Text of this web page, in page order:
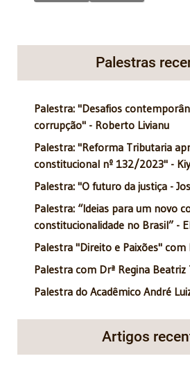
Palestras
Palestra: "Desafios
corrupção" - Roberto Livianu
Palestra: "Reforma Tributaria
constitucional nº 132/2023" -
Palestra: "O futuro da justiça -
Palestra: “Ideias para um novo
constitucionalidade no Brasil” -
Palestra "Direito e Paixões" com
Palestra com Drª Regina Beatriz
Palestra do Acadêmico André
Artigos